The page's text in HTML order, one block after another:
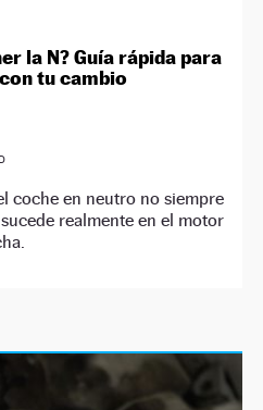
la N? Guía rápida para
tu cambio
coche en neutro no siempre
realmente en el motor